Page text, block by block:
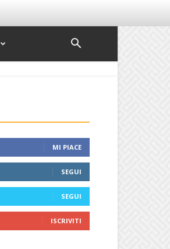
MI PIACE
SEGUI
SEGUI
ISCRIVITI